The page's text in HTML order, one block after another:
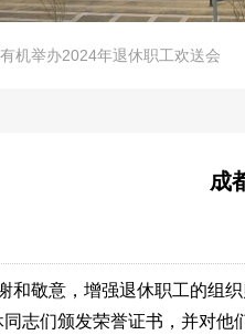
机举办2024年退休职工欢送会
成
和敬意，增强退休职工的组
志们颁发荣誉证书，并对他